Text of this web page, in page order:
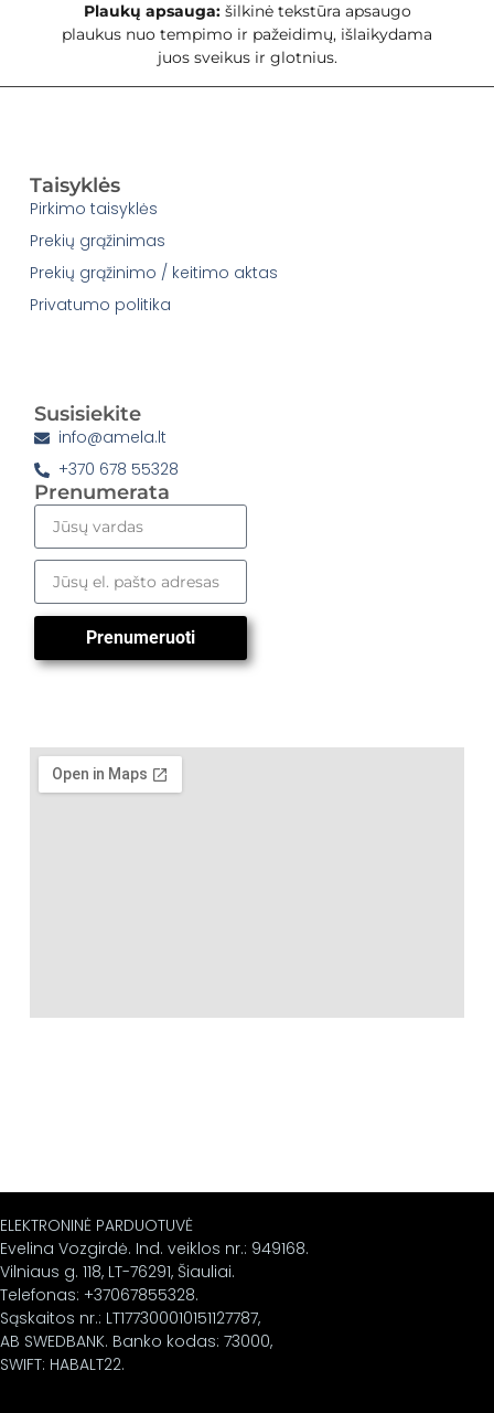
Plaukų apsauga:šilkinė tekstūra apsaugo
plaukus nuo tempimo ir pažeidimų, išlaikydama
juos sveikus ir glotnius.
Taisyklės
Pirkimo taisyklės
Prekių grąžinimas
Prekių grąžinimo / keitimo aktas
Privatumo politika
Susisiekite
info@amela.lt
+370 678 55328
Prenumerata
Prenumeruoti
ELEKTRONINĖ PARDUOTUVĖ
Evelina Vozgirdė. Ind. veiklos nr.: 949168.
Vilniaus g. 118, LT-76291, Šiauliai.
Telefonas: +37067855328.
Sąskaitos nr.: LT177300010151127787,
AB SWEDBANK. Banko kodas: 73000,
SWIFT: HABALT22.